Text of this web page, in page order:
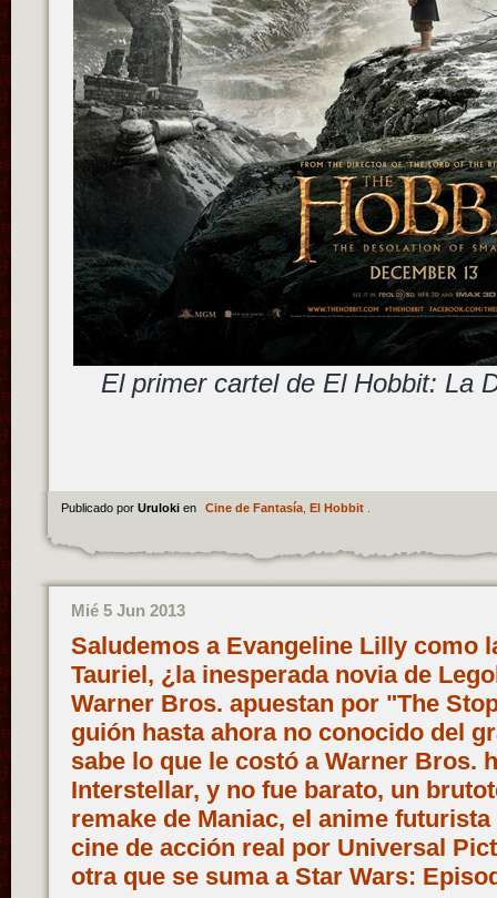
El primer cartel de El Hobbit: La
Publicado por Uruloki en Cine de Fantasía, El Hobbit.
Mié 5 Jun 2013
Saludemos a Evangeline Lilly como
Tauriel, ¿la inesperada novia de
Warner Bros. apuestan por "The
guión hasta ahora no conocido del
sabe lo que le costó a Warner Bros.
Interstellar, y no fue barato, un
remake de Maniac, el anime
cine de acción real por Universal
otra que se suma a Star Wars: